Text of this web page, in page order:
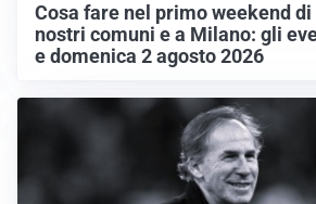
Cosa fare nel primo weekend di
nostri comuni e a Milano: gli
e domenica 2 agosto 2026